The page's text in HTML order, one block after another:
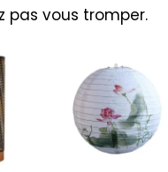
pas vous tromper.